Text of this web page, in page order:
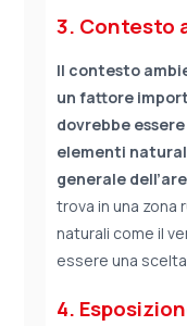
3. Contesto
Il contesto
un fattore
dovrebbe
elementi
generale
trova in una zona
naturali come il
essere una
4.